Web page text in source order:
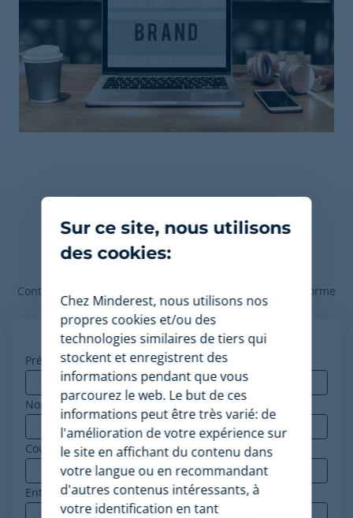
Découvrez comment
Minderest peut booster
votre commerce.
Contactez nos experts en tarification pour voir la plateforme
en action.
Prénom*
Nom
Courriel professionnel*
Entreprise*
Sur ce site, nous utilisons
des cookies:
Chez Minderest, nous utilisons nos
propres cookies et/ou des
technologies similaires de tiers qui
stockent et enregistrent des
informations pendant que vous
parcourez le web. Le but de ces
informations peut être très varié: de
l'amélioration de votre expérience sur
le site en affichant du contenu dans
votre langue ou en recommandant
d'autres contenus intéressants, à
votre identification en tant